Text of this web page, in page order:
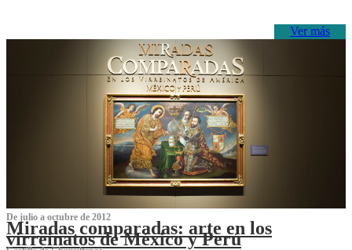
Ver más
De julio a octubre de 2012
Miradas comparadas: arte en los
virreinatos de México y Perú